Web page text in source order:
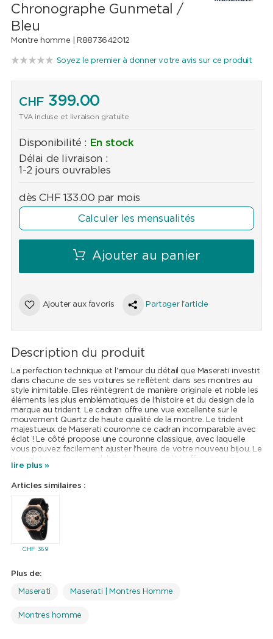
Chronographe Gunmetal /
Bleu
Montre homme | R8873642012
Soyez le premier à donner votre avis sur ce produit
CHF399.00
TVA incluse et livraison gratuite
Disponibilité : En stock
Délai de livraison :
1-2 jours ouvrables
dèsCHF 133.00 par mois
Calculer les mensualités
Ajouter au panier
Ajouter aux favoris Partager l'article
Description du produit
La perfection technique et l'amour du détail que Maserati investit
dans chacune de ses voitures se reflètent dans ses montres au
style inimitable. Elles réintègrent de manière originale et noble les
éléments les plus emblématiques de l'histoire et du design de la
marque au trident. Le cadran offre une vue excellente sur le
mouvement Quartz de haute qualité de la montre. Le trident
majestueux de Maserati couronne ce cadran incomparable avec
éclat ! Le côté propose une couronne classique, avec laquelle
vous pouvez facilement ajuster l'heure de votre nouveau bijou. Le
optimale et complète parfaitement le look élégant de votre
lire plus »
Articles similaires :
CHF 369
Plus de:
Maserati Maserati | Montres Homme
Montres homme